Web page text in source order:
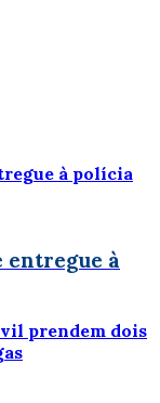
entregue à